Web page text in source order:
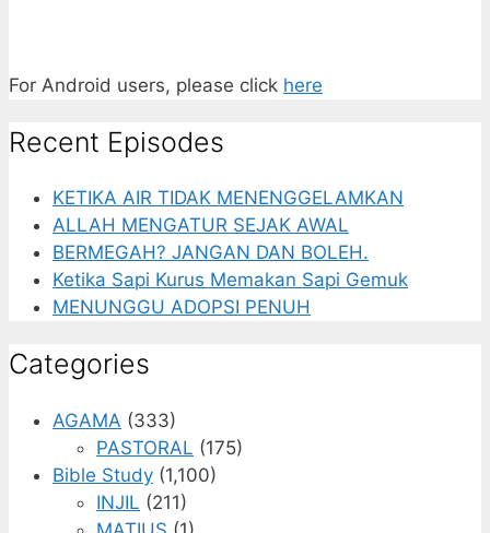
For Android users, please click here
Recent Episodes
KETIKA AIR TIDAK MENENGGELAMKAN
ALLAH MENGATUR SEJAK AWAL
BERMEGAH? JANGAN DAN BOLEH.
Ketika Sapi Kurus Memakan Sapi Gemuk
MENUNGGU ADOPSI PENUH
Categories
AGAMA (333)
PASTORAL (175)
Bible Study (1,100)
INJIL (211)